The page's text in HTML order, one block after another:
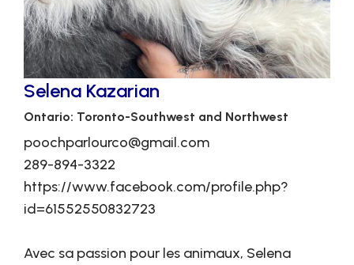
Selena Kazarian
Ontario: Toronto-Southwest and Northwest
poochparlourco@gmail.com
289-894-3322
https://www.facebook.com/profile.php?
id=61552550832723
Avec sa passion pour les animaux, Selena